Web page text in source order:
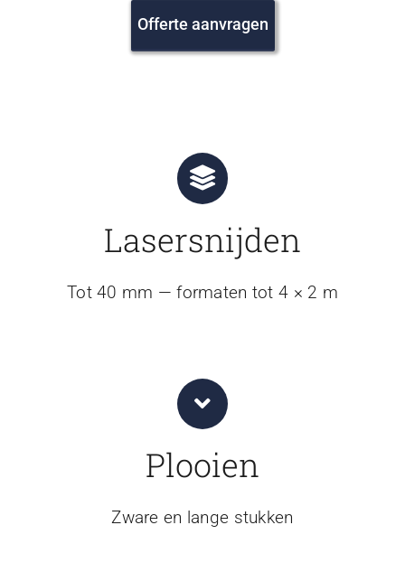
Offerte aanvragen
Lasersnijden
Tot 40 mm — formaten tot 4 × 2 m
Plooien
Zware en lange stukken